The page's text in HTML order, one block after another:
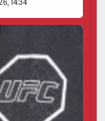
14:34